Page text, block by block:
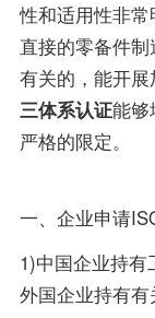
性和适用性非
直接的零备件
有关的，能开
三体系认证能够
严格的限定。
一、企业申请
1)中国企业持有
外国企业持有有